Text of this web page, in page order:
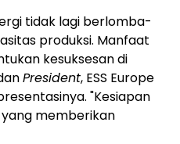
tidak lagi berlomba-
produksi. Manfaat
kesuksesan di
President, ESS Europe
"Kesiapan
memberikan